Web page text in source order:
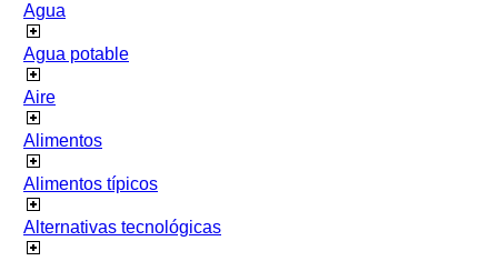
Agua
Agua potable
Aire
Alimentos
Alimentos típicos
Alternativas tecnológicas